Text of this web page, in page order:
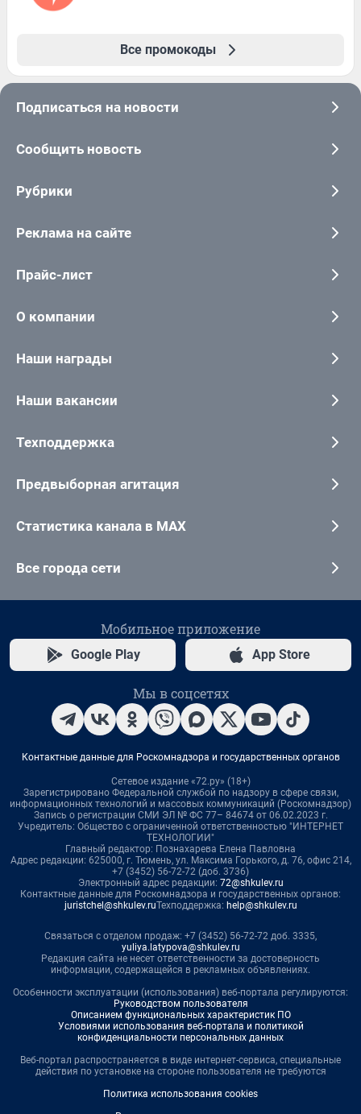
Все промокоды
Подписаться на новости
Сообщить новость
Рубрики
Реклама на сайте
Прайс-лист
О компании
Наши награды
Наши вакансии
Техподдержка
Предвыборная агитация
Статистика канала в MAX
Все города сети
Мобильное приложение
Google Play App Store
Мы в соцсетях
Контактные данные для Роскомнадзора и государственных органов
Сетевое издание «72.ру» (18+)
Зарегистрировано Федеральной службой по надзору в сфере связи,
информационных технологий и массовых коммуникаций (Роскомнадзор)
Запись о регистрации СМИ ЭЛ № ФС 77– 84674 от 06.02.2023 г.
Учредитель: Общество с ограниченной ответственностью "ИНТЕРНЕТ
ТЕХНОЛОГИИ"
Главный редактор: Познахарева Елена Павловна
Адрес редакции: 625000, г. Тюмень, ул. Максима Горького, д. 76, офис 214,
+7 (3452) 56-72-72 (доб. 3736)
Электронный адрес редакции: 72@shkulev.ru
Контактные данные для Роскомнадзора и государственных органов:
juristchel@shkulev.ruТехподдержка: help@shkulev.ru
Связаться с отделом продаж: +7 (3452) 56-72-72 доб. 3335,
yuliya.latypova@shkulev.ru
Редакция сайта не несет ответственности за достоверность
информации, содержащейся в рекламных объявлениях.
Особенности эксплуатации (использования) веб-портала регулируются:
Руководством пользователя
Описанием функциональных характеристик ПО
Условиями использования веб-портала и политикой
конфиденциальности персональных данных
Веб-портал распространяется в виде интернет-сервиса, специальные
действия по установке на стороне пользователя не требуются
Политика использования cookies